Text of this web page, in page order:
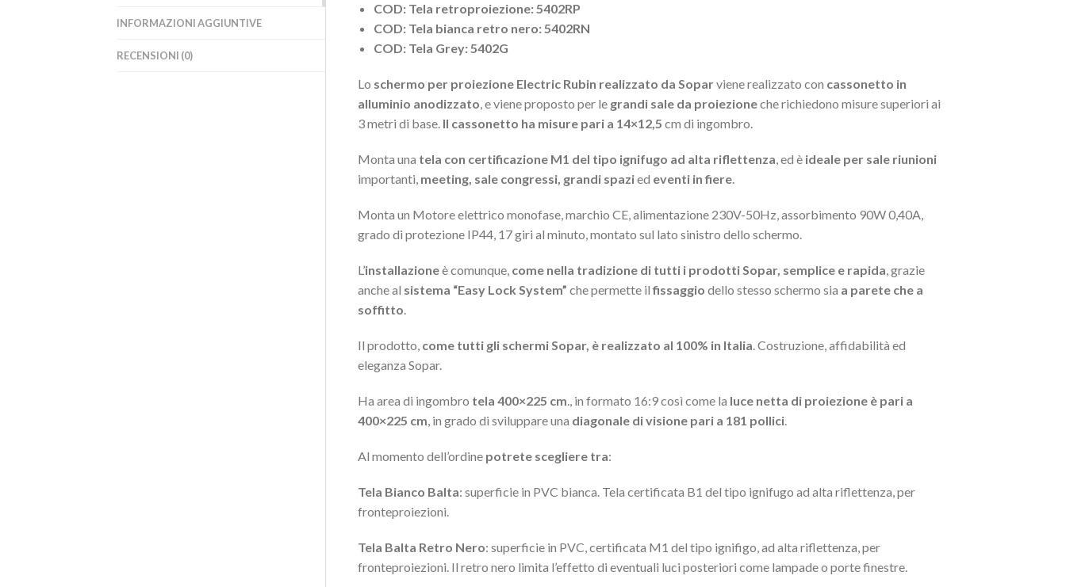
INFORMAZIONI AGGIUNTIVE
RECENSIONI (0)
COD: Tela retroproiezione: 5402RP
COD: Tela bianca retro nero: 5402RN
COD: Tela Grey: 5402G
Lo schermo per proiezione Electric Rubin realizzato da Soparviene realizzato con cassonetto in
alluminio anodizzato, e viene proposto per le grandi sale da proiezioneche richiedono misure superiori ai
3 metri di base. Il cassonetto ha misure pari a 14×12,5 cm di ingombro.
Monta una tela con certificazione M1 del tipo ignifugo ad alta riflettenza, ed èideale per sale riunioni
importanti, meeting, sale congressi, grandi spazied eventi in fiere.
Monta un Motore elettrico monofase, marchio CE, alimentazione 230V-50Hz, assorbimento 90W 0,40A,
grado di protezione IP44, 17 giri al minuto, montato sul lato sinistro dello schermo.
L’installazioneè comunque, come nella tradizione di tutti i prodotti Sopar, semplice e rapida, grazie
anche al sistema “Easy Lock System” che permette ilfissaggio dello stesso schermo sia a parete che a
soffitto.
Il prodotto, come tutti gli schermi Sopar, è realizzato al 100% in Italia. Costruzione, affidabilità ed
eleganza Sopar.
Ha area di ingombro tela 400×225 cm., in formato 16:9 così come la luce netta di proiezione è pari a
400×225 cm, in grado di sviluppare una diagonale di visione pari a 181 pollici.
Al momento dell’ordine potrete scegliere tra:
Tela Bianco Balta: superficie in PVC bianca. Tela certificata B1 del tipo ignifugo ad alta riflettenza, per
fronteproiezioni.
Tela Balta Retro Nero: superficie in PVC, certificata M1 del tipo ignifigo, ad alta riflettenza, per
fronteproiezioni. Il retro nero limita l’effetto di eventuali luci posteriori come lampade o porte finestre.